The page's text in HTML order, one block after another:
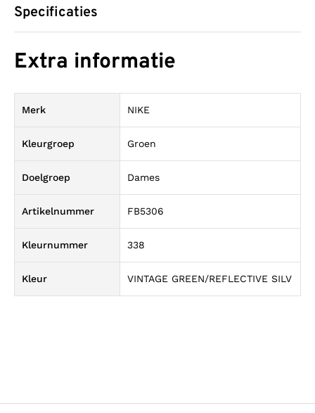
Specificaties
Extra informatie
Merk NIKE
Kleurgroep Groen
Doelgroep Dames
Artikelnummer FB5306
Kleurnummer 338
Kleur VINTAGE GREEN/REFLECTIVE SILV